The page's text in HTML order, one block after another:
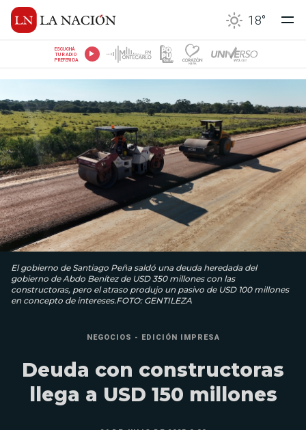
18°
ESCUCHÁ
TU RADIO
PREFERIDA
El gobierno de Santiago Peña saldó una deuda heredada del
gobierno de Abdo Benítez de USD 350 millones con las
constructoras, pero el atraso produjo un pasivo de USD 100 millones
en concepto de intereses.FOTO: GENTILEZA
NEGOCIOS - EDICIÓN IMPRESA
Deuda con constructoras
llega a USD 150 millones